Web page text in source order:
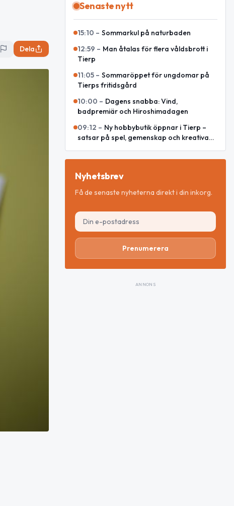
Dela
Senaste nytt
15:10 – Sommarkul på naturbaden
12:59 – Man åtalas för flera våldsbrott i
Tierp
11:05 – Sommaröppet för ungdomar på
Tierps fritidsgård
10:00 – Dagens snabba: Vind,
badpremiär och Hiroshimadagen
09:12 – Ny hobbybutik öppnar i Tierp –
satsar på spel, gemenskap och kreativa
Nyhetsbrev
Få de senaste nyheterna direkt i din inkorg.
Prenumerera
ANNONS